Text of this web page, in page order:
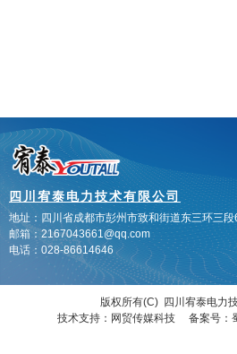
四川宥泰电力技术有限公司
地址：四川省成都市彭州市致和街道东三环三
邮箱：2167043661@qq.com
电话：028-86614646
版权所有(C) 四川宥泰电力
技术支持：网贸传媒科技 备案号：